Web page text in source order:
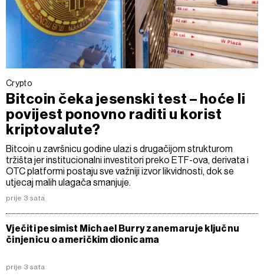
Crypto
Bitcoin čeka jesenski test – hoće li
povijest ponovno raditi u korist
kriptovalute?
Bitcoin u završnicu godine ulazi s drugačijom strukturom
tržišta jer institucionalni investitori preko ETF-ova, derivata i
OTC platformi postaju sve važniji izvor likvidnosti, dok se
utjecaj malih ulagača smanjuje.
prije 3 sata
Vječiti pesimist Michael Burry zanemaruje ključnu
činjenicu o američkim dionicama
prije 3 sata